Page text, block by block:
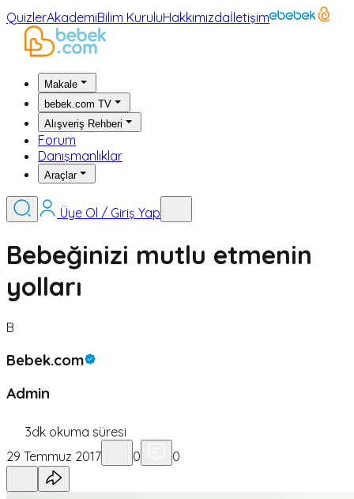
QuizlerAkademiBilim KuruluHakkımızdaİletişim
Makale
bebek.com TV
Alışveriş Rehberi
Forum
Danışmanlıklar
Araçlar
Üye Ol / Giriş Yap
Bebeğinizi mutlu etmenin
yolları
B
Bebek.com
Admin
3dk okuma süresi
29 Temmuz 2017
0 0